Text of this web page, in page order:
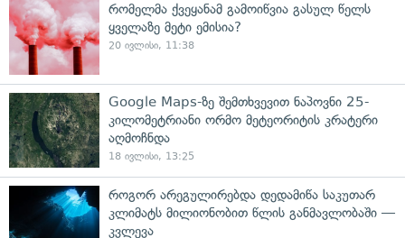
რომელმა ქვეყანამ გამოიწვია გასულ წელს
ყველაზე მეტი ემისია?
20 ივლისი, 11:38
Google Maps-ზე შემთხვევით ნაპოვნი 25-
კილომეტრიანი ორმო მეტეორიტის კრატერი
აღმოჩნდა
18 ივლისი, 13:25
როგორ არეგულირებდა დედამიწა საკუთარ
კლიმატს მილიონობით წლის განმავლობაში —
კვლევა